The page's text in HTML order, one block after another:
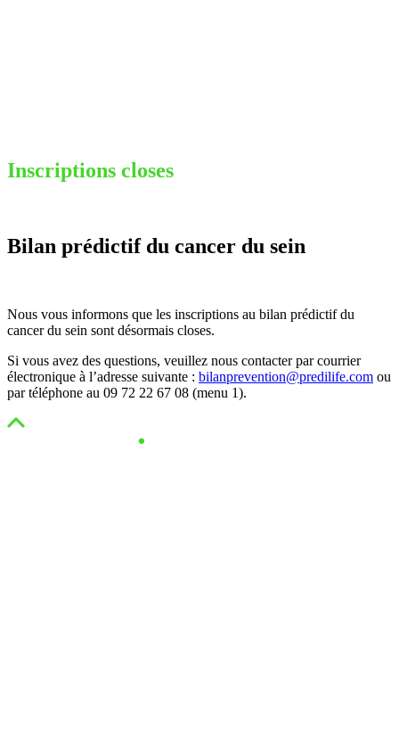
Inscriptions closes
Bilan prédictif du cancer du sein
Nous vous informons que les inscriptions au bilan prédictif du
cancer du sein sont désormais closes.
Si vous avez des questions, veuillez nous contacter par courrier
électronique à l’adresse suivante : bilanprevention@predilife.com ou
par téléphone au 09 72 22 67 08 (menu 1).